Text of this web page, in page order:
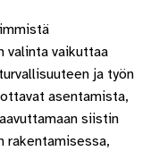
valinta vaikuttaa
ja työn
asentamista,
siistin
rakentamisessa,